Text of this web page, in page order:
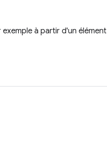
à partir d'un élément